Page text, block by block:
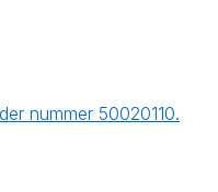
nummer 50020110.